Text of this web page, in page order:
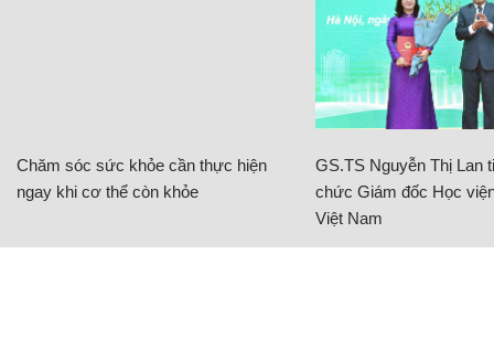
Chăm sóc sức khỏe cần thực hiện
ngay khi cơ thể còn khỏe
GS.TS Nguyễn Thị Lan
chức Giám đốc Học
Việt Nam